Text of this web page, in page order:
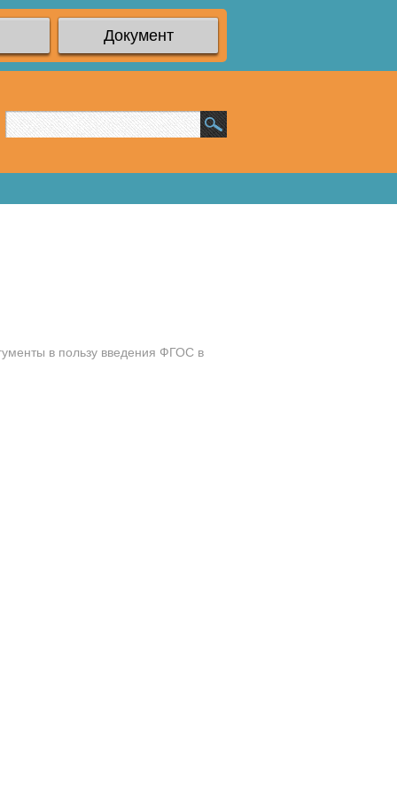
Документ
в пользу введения ФГОС в